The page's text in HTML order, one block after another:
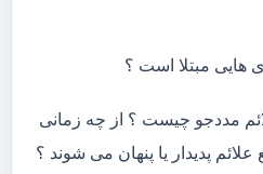
هایی مبتلا است ؟
مددجو چیست ؟ از چه زمانی
علائم پدیدار یا پنهان می شوند ؟